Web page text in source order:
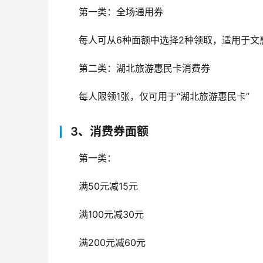
第一类：全场通用券
每人可从6种面额中选择2种领取，适用于文
第二类：湖北旅游惠民卡消费券
每人限领1张，仅可用于“湖北旅游惠民卡”
3、消费券面额
第一类：
满50元减15元
满100元减30元
满200元减60元